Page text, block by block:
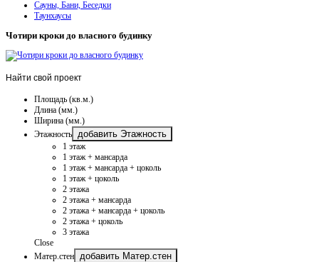
Сауны, Бани, Беседки
Таунхаусы
Чотири кроки до власного будинку
Найти свой проект
Площадь (кв.м.)
Длина (мм.)
Ширина (мм.)
Этажность
добавить Этажность
1 этаж
1 этаж + мансарда
1 этаж + мансарда + цоколь
1 этаж + цоколь
2 этажа
2 этажа + мансарда
2 этажа + мансарда + цоколь
2 этажа + цоколь
3 этажа
Close
Матер.стен
добавить Матер.стен